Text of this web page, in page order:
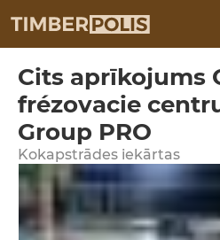
Cits aprīkojums
frézovacie
Group PRO
Kokapstrādes iekārtas